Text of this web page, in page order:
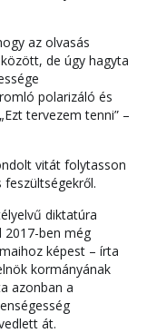
az olvasás
de úgy hagyta
polarizáló és
tervezem tenni” –
vitát folytasson
diktatúra
ben még
képest – írta
kormányának
azonban a
át.